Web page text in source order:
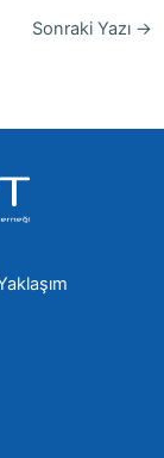
Sonraki Yazı →